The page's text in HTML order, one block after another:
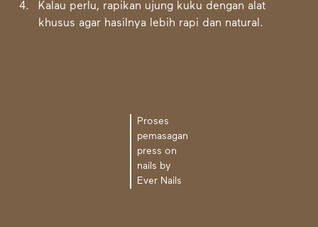
Kalau perlu, rapikan ujung kuku dengan alat
khusus agar hasilnya lebih rapi dan natural.
Proses
pemasagan
press on
nails by
Ever Nails